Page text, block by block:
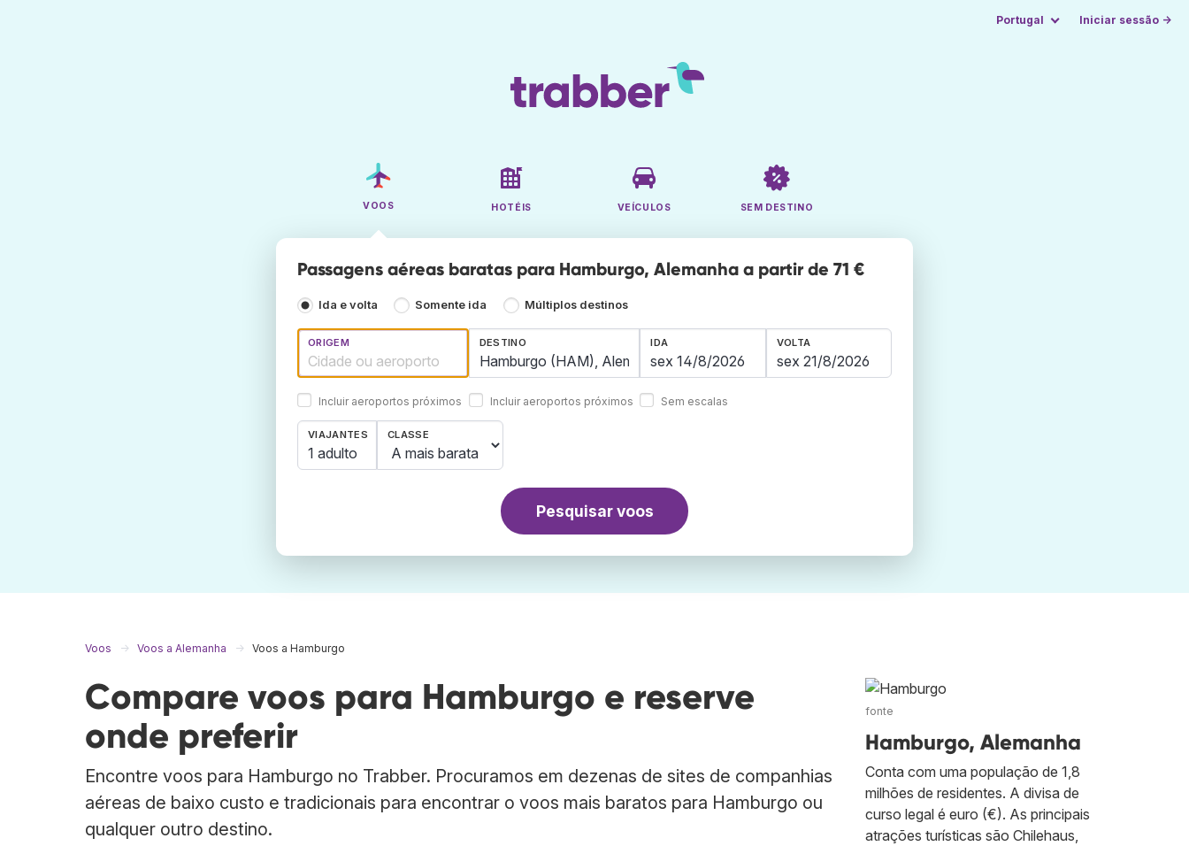
Portugal Iniciar sessão →
VOOS HOTÉIS VEÍCULOS SEM DESTINO
Passagens aéreas baratas para Hamburgo, Alemanha a partir de 71 €
Ida e volta Somente ida Múltiplos destinos
ORIGEM
Incluir aeroportos próximos
DESTINO
Incluir aeroportos próximos
IDA VOLTA
Sem escalas
VIAJANTES
1 adulto
CLASSE
Pesquisar voos
Voos Voos a Alemanha Voos a Hamburgo
Compare voos para Hamburgo e reserve
onde preferir
Encontre voos para Hamburgo no Trabber. Procuramos em dezenas de sites de companhias
aéreas de baixo custo e tradicionais para encontrar o voos mais baratos para Hamburgo ou
qualquer outro destino.
fonte
Hamburgo, Alemanha
Conta com uma população de 1,8
milhões de residentes. A divisa de
curso legal é euro (€). As principais
atrações turísticas são Chilehaus,